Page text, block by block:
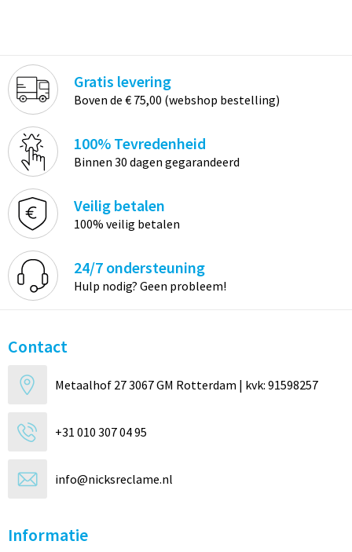
Gratis levering
Boven de € 75,00 (webshop bestelling)
100% Tevredenheid
Binnen 30 dagen gegarandeerd
Veilig betalen
100% veilig betalen
24/7 ondersteuning
Hulp nodig? Geen probleem!
Contact
Metaalhof 27 3067 GM Rotterdam | kvk: 91598257
+31 010 307 04 95
info@nicksreclame.nl
Informatie